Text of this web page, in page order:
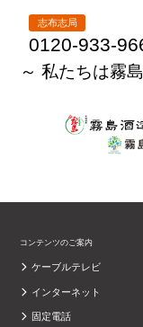
志布志局
0120-933-
～ 私たちは霧
コンテンツのご案内
ケーブルテレビ
インターネット
固定電話